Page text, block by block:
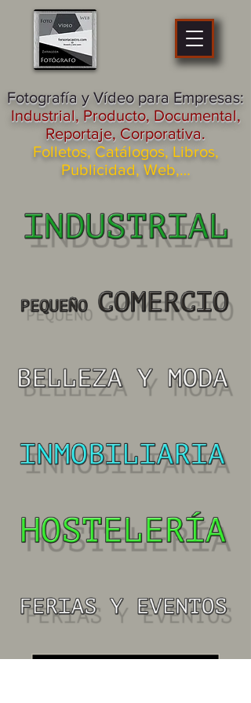
fotógrafo
profesional
Zaragoza
Fotografía y Vídeo para Empresas:
Industrial, Producto, Documental,
Reportaje, Corporativa.
Folletos, Catálogos, Libros,
Publicidad, Web,…